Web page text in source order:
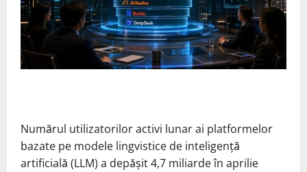
Numărul utilizatorilor activi lunar ai platformelor
bazate pe modele lingvistice de inteligență
artificială (LLM) a depășit 4,7 miliarde în aprilie